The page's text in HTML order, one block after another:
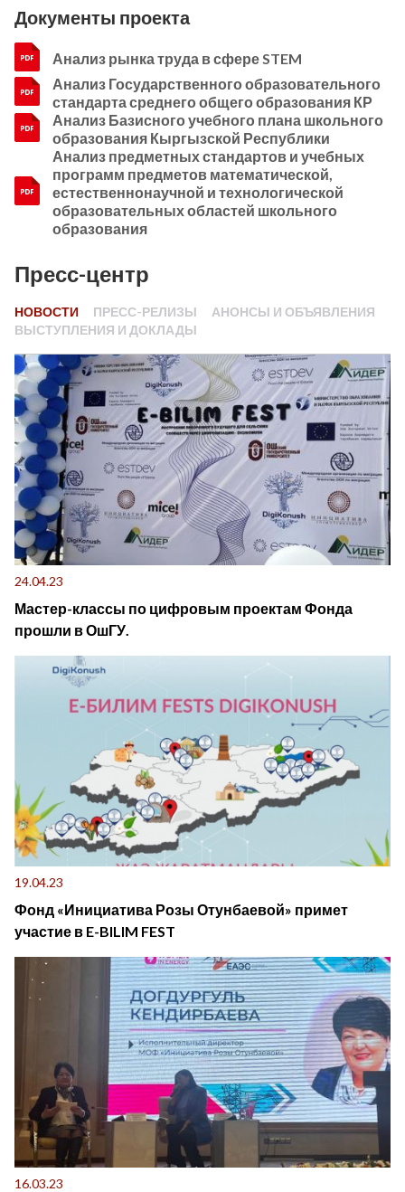
Документы проекта
Анализ рынка труда в сфере STEM
Анализ Государственного образовательного
стандарта среднего общего образования КР
Анализ Базисного учебного плана школьного
образования Кыргызской Республики
Анализ предметных стандартов и учебных
программ предметов математической,
естественнонаучной и технологической
образовательных областей школьного
образования
Пресс-центр
НОВОСТИ ПРЕСС-РЕЛИЗЫ
АНОНСЫ И ОБЪЯВЛЕНИЯ
ВЫСТУПЛЕНИЯ И ДОКЛАДЫ
24.04.23
Мастер-классы по цифровым проектам Фонда
прошли в ОшГУ.
19.04.23
Фонд «Инициатива Розы Отунбаевой» примет
участие в E-BILIM FEST
16.03.23